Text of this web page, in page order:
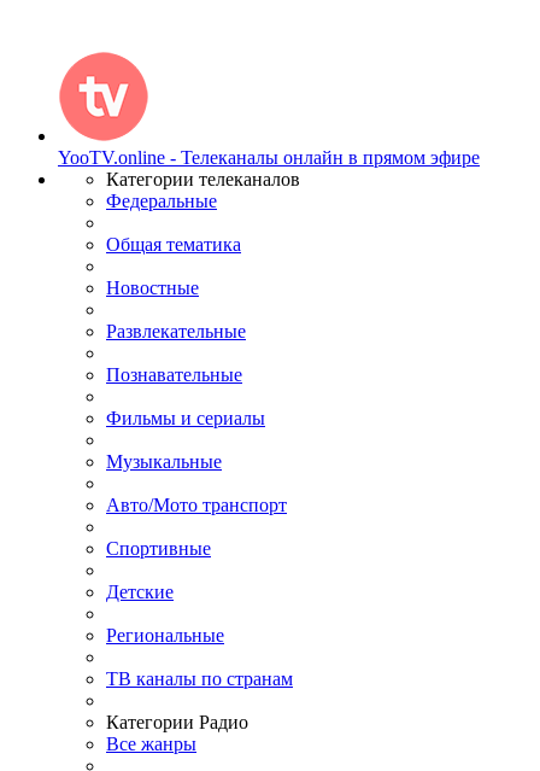
YooTV.online - Телеканалы онлайн в прямом эфире
Категории телеканалов
Федеральные
Общая тематика
Новостные
Развлекательные
Познавательные
Фильмы и сериалы
Музыкальные
Авто/Мото транспорт
Спортивные
Детские
Региональные
ТВ каналы по странам
Категории Радио
Все жанры